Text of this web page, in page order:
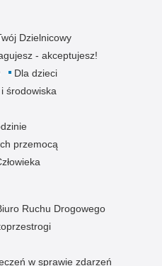
Dzielnicowy
- akceptujesz!
Dla dzieci
środowiska
przemocą
Ruchu Drogowego
w sprawie zdarzeń